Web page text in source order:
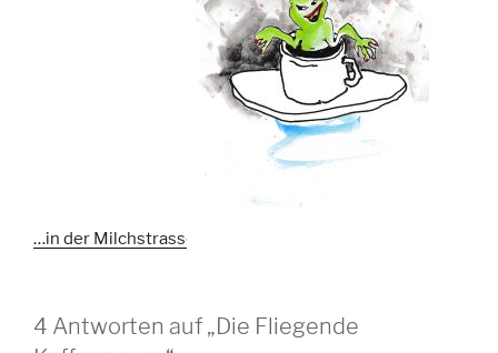
…in der Milchstrasse
4 Antworten auf „Die Fliegende